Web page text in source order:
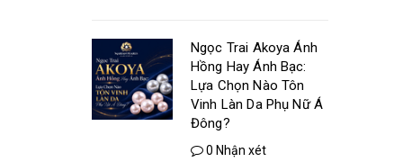
Ngọc Trai Akoya Ánh
Hồng Hay Ánh Bạc:
Lựa Chọn Nào Tôn
Vinh Làn Da Phụ Nữ Á
Đông?
0 Nhận xét